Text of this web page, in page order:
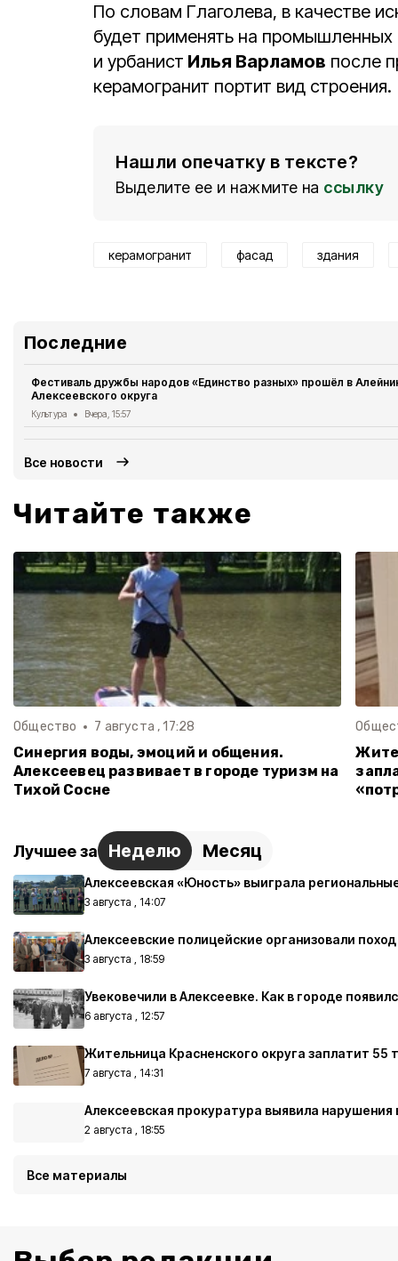
По словам Глаголева, в качестве
будет применять на промышленных
и урбанист Илья Варламов после
керамогранит портит вид строения.
Нашли опечатку в тексте?
Выделите ее и нажмите на ссылку
керамогранит фасад здания
Последние
Фестиваль дружбы народов «Единство разных» прошёл в
Алексеевского округа
Культура Вчера, 15:57
Все новости
Читайте также
Общество 7 августа , 17:28
Синергия воды, эмоций и общения.
Алексеевец развивает в городе туризм на
Тихой Сосне
Лучшее за Неделю Месяц
Алексеевская «Юность» выиграла
3 августа , 14:07
Алексеевские полицейские организовали
3 августа , 18:59
Увековечили в Алексеевке. Как в городе
6 августа , 12:57
Жительница Красненского округа заплатит 55
7 августа , 14:31
Алексеевская прокуратура выявила нарушения
2 августа , 18:55
Все материалы